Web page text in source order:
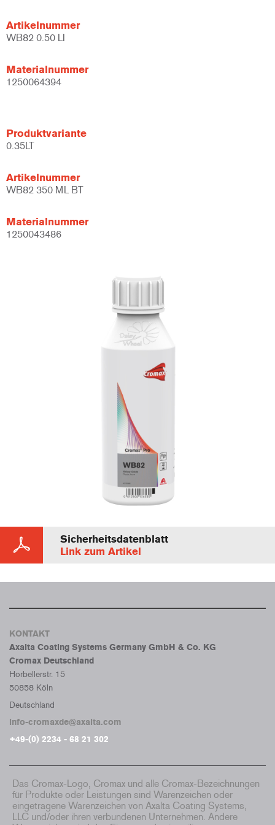
Artikelnummer
WB82 0.50 LI
Materialnummer
1250064394
Produktvariante
0.35LT
Artikelnummer
WB82 350 ML BT
Materialnummer
1250043486
Sicherheitsdatenblatt
Link zum Artikel
KONTAKT
Axalta Coating Systems Germany GmbH & Co. KG
Cromax Deutschland
Horbellerstr. 15
50858 Köln
Deutschland
info-cromaxde@axalta.com
+49-(0) 2234 - 68 21 302
Das Cromax-Logo, Cromax und alle Cromax-Bezeichnungen
für Produkte oder Leistungen sind Warenzeichen oder
eingetragene Warenzeichen von Axalta Coating Systems,
LLC und/oder ihren verbundenen Unternehmen. Andere